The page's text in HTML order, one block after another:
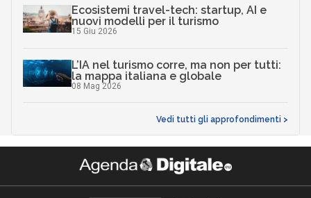
Ecosistemi travel-tech: startup, AI e
nuovi modelli per il turismo
15 Giu 2026
L’IA nel turismo corre, ma non per tutti:
la mappa italiana e globale
08 Mag 2026
Vedi tutti gli approfondimenti >